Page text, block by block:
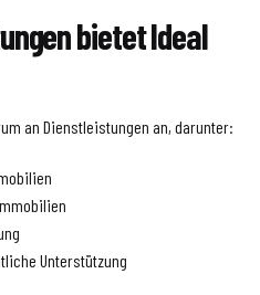
bietet Ideal
an Dienstleistungen an, darunter:
Unterstützung